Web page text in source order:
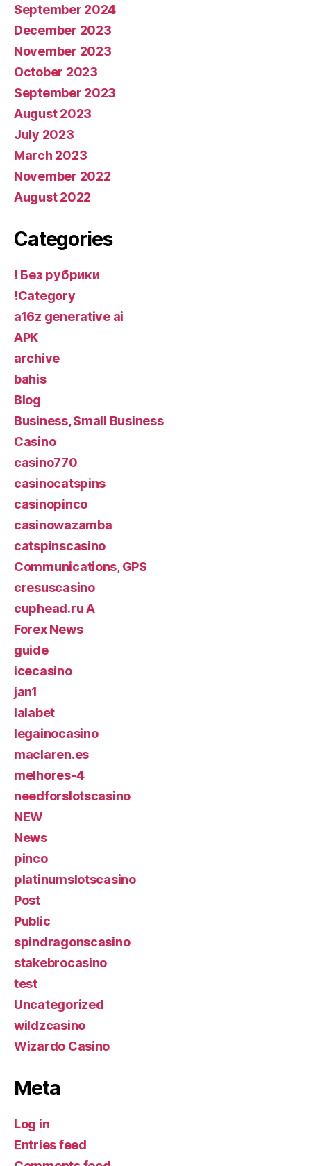
September 2024
December 2023
November 2023
October 2023
September 2023
August 2023
July 2023
March 2023
November 2022
August 2022
Categories
! Без рубрики
!Category
a16z generative ai
APK
archive
bahis
Blog
Business, Small Business
Casino
casino770
casinocatspins
casinopinco
casinowazamba
catspinscasino
Communications, GPS
cresuscasino
cuphead.ru A
Forex News
guide
icecasino
jan1
lalabet
legainocasino
maclaren.es
melhores-4
needforslotscasino
NEW
News
pinco
platinumslotscasino
Post
Public
spindragonscasino
stakebrocasino
test
Uncategorized
wildzcasino
Wizardo Casino
Meta
Log in
Entries feed